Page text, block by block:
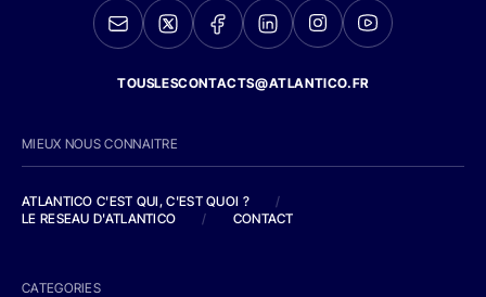
TOUSLESCONTACTS@ATLANTICO.FR
MIEUX NOUS CONNAITRE
ATLANTICO C'EST QUI, C'EST QUOI ?
/
LE RESEAU D'ATLANTICO
/ CONTACT
CATEGORIES